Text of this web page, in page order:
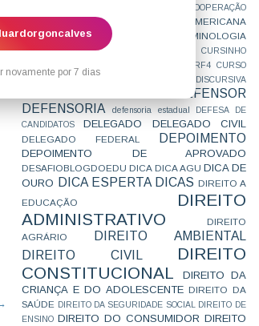
novamente por 7 dias
COOPERAÇÃO
CORTE INTERAMERICANA
CPC2015
CPI
CRIMINOLOGIA
CRONOGRAMA
CTB CURSINHO
CURSO ESTUDO DE CASO - TRF4
CURSO
PARA A SUBJETIVA
CURSO PROVA DISCURSIVA
DEFENSOR
DEFENSORIA
defensoria estadual
DEFESA DE
CANDIDATOS
DELEGADO DELEGADO CIVIL
DELEGADO FEDERAL DEPOIMENTO
DEPOIMENTO DE APROVADO
DESAFIOBLOGDOEDU DICA DICA AGU DICA DE
OURO DICA ESPERTA DICAS DIREITO A
EDUCAÇÃO
DIREITO
ADMINISTRATIVO
DIREITO
AGRÁRIO
DIREITO AMBIENTAL
DIREITO CIVIL
DIREITO
CONSTITUCIONAL
DIREITO DA
CRIANÇA E DO ADOLESCENTE DIREITO DA
SAÚDE
DIREITO DA SEGURIDADE SOCIAL
DIREITO DE
ENSINO DIREITO DO CONSUMIDOR DIREITO